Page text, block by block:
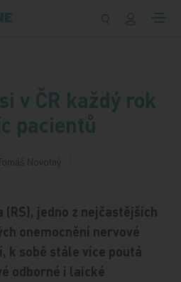
v ČR každý rok
pacientů
Novotný
jedno z nejčastějších
onemocnění nervové
k sobě stále více poutá
odborné i laické